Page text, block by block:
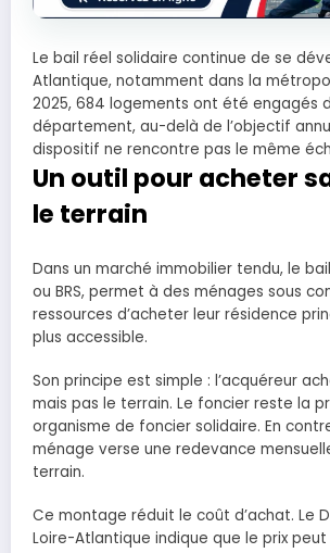
Le bail réel solidaire continue de se
Atlantique, notamment dans la
2025, 684 logements ont été engagés
département, au-delà de l’objectif
dispositif ne rencontre pas le même
Un outil pour acheter
le terrain
Dans un marché immobilier tendu, le
ou BRS, permet à des ménages sous
ressources d’acheter leur résidence
plus accessible.
Son principe est simple : l’acquéreur
mais pas le terrain. Le foncier reste la
organisme de foncier solidaire. En
ménage verse une redevance
terrain.
Ce montage réduit le coût d’achat. Le
Loire-Atlantique indique que le prix